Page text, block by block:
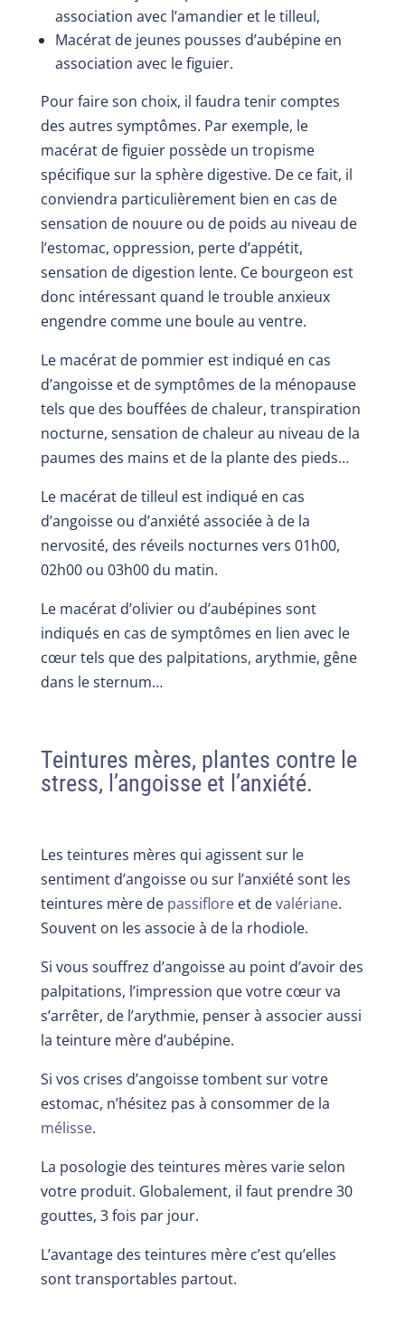
association avec l’amandier et le tilleul,
Macérat de jeunes pousses d’aubépine en
association avec le figuier.
Pour faire son choix, il faudra tenir comptes
des autres symptômes. Par exemple, le
macérat de figuier possède un tropisme
spécifique sur la sphère digestive. De ce fait, il
conviendra particulièrement bien en cas de
sensation de nouure ou de poids au niveau de
l’estomac, oppression, perte d’appétit,
sensation de digestion lente. Ce bourgeon est
donc intéressant quand le trouble anxieux
engendre comme une boule au ventre.
Le macérat de pommier est indiqué en cas
d’angoisse et de symptômes de la ménopause
tels que des bouffées de chaleur, transpiration
nocturne, sensation de chaleur au niveau de la
paumes des mains et de la plante des pieds…
Le macérat de tilleul est indiqué en cas
d’angoisse ou d’anxiété associée à de la
nervosité, des réveils nocturnes vers 01h00,
02h00 ou 03h00 du matin.
Le macérat d’olivier ou d’aubépines sont
indiqués en cas de symptômes en lien avec le
cœur tels que des palpitations, arythmie, gêne
dans le sternum…
Teintures mères, plantes contre le
stress, l’angoisse et l’anxiété.
Les teintures mères qui agissent sur le
sentiment d’angoisse ou sur l’anxiété sont les
teintures mère de passiflore et devalériane.
Souvent on les associe à de la rhodiole.
Si vous souffrez d’angoisse au point d’avoir des
palpitations, l’impression que votre cœur va
s’arrêter, de l’arythmie, penser à associer aussi
la teinture mère d’aubépine.
Si vos crises d’angoisse tombent sur votre
estomac, n’hésitez pas à consommer de la
mélisse.
La posologie des teintures mères varie selon
votre produit. Globalement, il faut prendre 30
gouttes, 3 fois par jour.
L’avantage des teintures mère c’est qu’elles
sont transportables partout.